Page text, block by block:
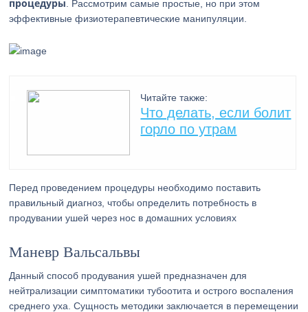
процедуры . Рассмотрим самые простые, но при этом
эффективные физиотерапевтические манипуляции.
Читайте также:
Что делать, если болит
горло по утрам
Перед проведением процедуры необходимо поставить
правильный диагноз, чтобы определить потребность в
продувании ушей через нос в домашних условиях
Маневр Вальсальвы
Данный способ продувания ушей предназначен для
нейтрализации симптоматики тубоотита и острого воспаления
среднего уха. Сущность методики заключается в перемещении